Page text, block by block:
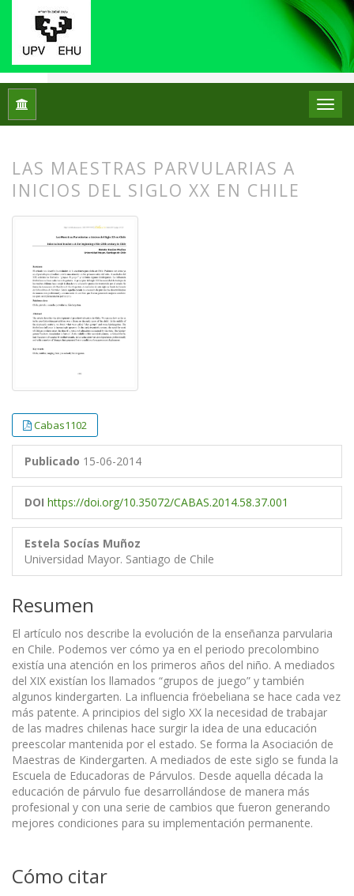
Inicio
LAS MAESTRAS PARVULARIAS A
INICIOS DEL SIGLO XX EN CHILE
Cabas1102
Publicado 15-06-2014
DOI https://doi.org/10.35072/CABAS.2014.58.37.001
Estela Socías Muñoz
Universidad Mayor. Santiago de Chile
Resumen
El artículo nos describe la evolución de la enseñanza parvularia
en Chile. Podemos ver cómo ya en el periodo precolombino
existía una atención en los primeros años del niño. A mediados
del XIX existían los llamados “grupos de juego” y también
algunos kindergarten. La influencia fröebeliana se hace cada vez
más patente. A principios del siglo XX la necesidad de trabajar
de las madres chilenas hace surgir la idea de una educación
preescolar mantenida por el estado. Se forma la Asociación de
Maestras de Kindergarten. A mediados de este siglo se funda la
Escuela de Educadoras de Párvulos. Desde aquella década la
educación de párvulo fue desarrollándose de manera más
profesional y con una serie de cambios que fueron generando
mejores condiciones para su implementación permanente.
Cómo citar